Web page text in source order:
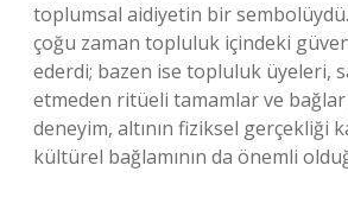
toplumsal aidiyetin bir
çoğu zaman topluluk içindeki
ederdi; bazen ise topluluk üyeleri,
etmeden ritüeli tamamlar ve
deneyim, altının fiziksel gerçekliği
kültürel bağlamının da önemli